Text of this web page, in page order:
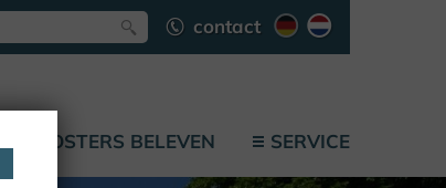
contact
KLOOSTERS BELEVEN SERVICE